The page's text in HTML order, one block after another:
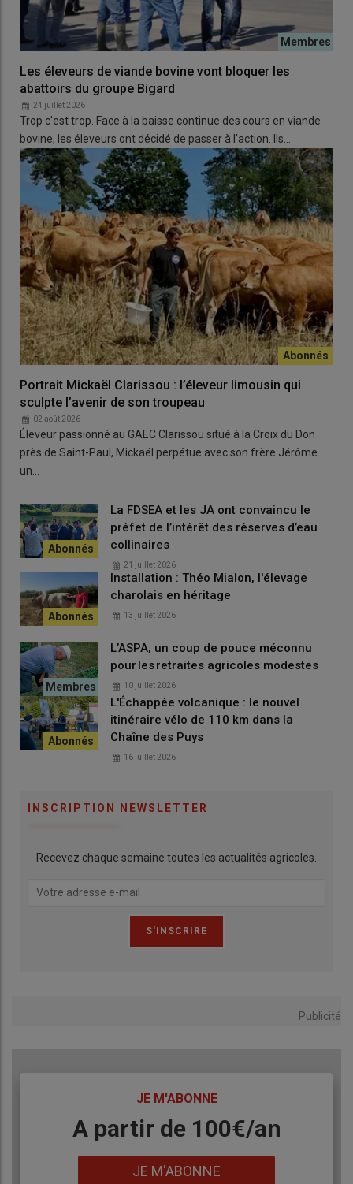
Les éleveurs de viande bovine vont bloquer les
abattoirs du groupe Bigard
24 juillet 2026
Trop c'est trop. Face à la baisse continue des cours en viande
bovine, les éleveurs ont décidé de passer à l'action. Ils…
Portrait Mickaël Clarissou : l’éleveur limousin qui
sculpte l’avenir de son troupeau
02 août 2026
Éleveur passionné au GAEC Clarissou situé à la Croix du Don
près de Saint-Paul, Mickaël perpétue avec son frère Jérôme
un…
La FDSEA et les JA ont convaincu le
préfet de l’intérêt des réserves d’eau
collinaires
21 juillet 2026
Installation : Théo Mialon, l'élevage
charolais en héritage
13 juillet 2026
L’ASPA, un coup de pouce méconnu
pour les retraites agricoles modestes
10 juillet 2026
L'Échappée volcanique : le nouvel
itinéraire vélo de 110 km dans la
Chaîne des Puys
16 juillet 2026
INSCRIPTION NEWSLETTER
Recevez chaque semaine toutes les actualités agricoles.
Publicité
JE M'ABONNE
BodyA partir de 100€/an
JE M'ABONNE